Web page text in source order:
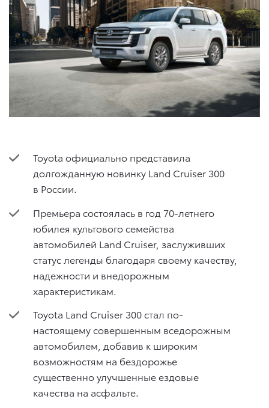
Toyota официально представила
долгожданную новинку Land Cruiser 300
в России.
Премьера состоялась в год 70-летнего
юбилея культового семейства
автомобилей Land Cruiser, заслуживших
статус легенды благодаря своему качеству,
надежности и внедорожным
характеристикам.
Toyota Land Cruiser 300 стал по-
настоящему совершенным вседорожным
автомобилем, добавив к широким
возможностям на бездорожье
существенно улучшенные ездовые
качества на асфальте.